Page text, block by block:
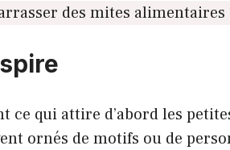
des mites alimentaires
ce qui attire d’abord les
ornés de motifs ou de